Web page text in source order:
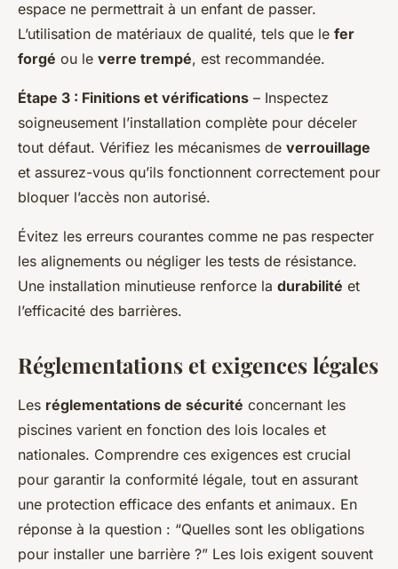
espace ne permettrait à un enfant de passer.
L’utilisation de matériaux de qualité, tels que le fer
forgé ou le verre trempé, est recommandée.
Étape 3 : Finitions et vérifications – Inspectez
soigneusement l’installation complète pour déceler
tout défaut. Vérifiez les mécanismes de verrouillage
et assurez-vous qu’ils fonctionnent correctement pour
bloquer l’accès non autorisé.
Évitez les erreurs courantes comme ne pas respecter
les alignements ou négliger les tests de résistance.
Une installation minutieuse renforce la durabilité et
l’efficacité des barrières.
Réglementations et exigences légales
Les réglementations de sécurité concernant les
piscines varient en fonction des lois locales et
nationales. Comprendre ces exigences est crucial
pour garantir la conformité légale, tout en assurant
une protection efficace des enfants et animaux. En
réponse à la question : “Quelles sont les obligations
pour installer une barrière ?” Les lois exigent souvent